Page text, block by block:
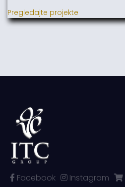
Pregledajte projekte
Facebook Instagram